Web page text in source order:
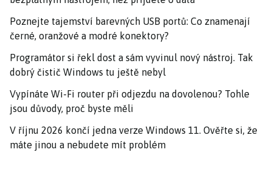
Poznejte tajemství barevných USB portů: Co znamenají
černé, oranžové a modré konektory?
Programátor si řekl dost a sám vyvinul nový nástroj. Tak
dobrý čistič Windows tu ještě nebyl
Vypínáte Wi-Fi router při odjezdu na dovolenou? Tohle
jsou důvody, proč byste měli
V říjnu 2026 končí jedna verze Windows 11. Ověřte si, že
máte jinou a nebudete mít problém